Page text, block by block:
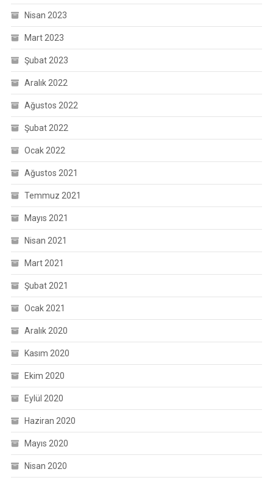
Nisan 2023
Mart 2023
Şubat 2023
Aralık 2022
Ağustos 2022
Şubat 2022
Ocak 2022
Ağustos 2021
Temmuz 2021
Mayıs 2021
Nisan 2021
Mart 2021
Şubat 2021
Ocak 2021
Aralık 2020
Kasım 2020
Ekim 2020
Eylül 2020
Haziran 2020
Mayıs 2020
Nisan 2020